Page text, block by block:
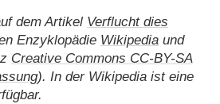
dem Artikel Verflucht dies
Enzyklopädie Wikipediaund
Creative Commons CC-BY-SA
). In der Wikipedia ist eine